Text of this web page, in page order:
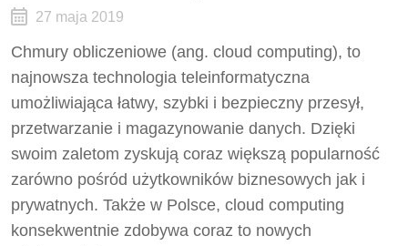
27 maja 2019
Chmury obliczeniowe (ang. cloud computing), to
najnowsza technologia teleinformatyczna
umożliwiająca łatwy, szybki i bezpieczny przesył,
przetwarzanie i magazynowanie danych. Dzięki
swoim zaletom zyskują coraz większą popularność
zarówno pośród użytkowników biznesowych jak i
prywatnych. Także w Polsce, cloud computing
konsekwentnie zdobywa coraz to nowych